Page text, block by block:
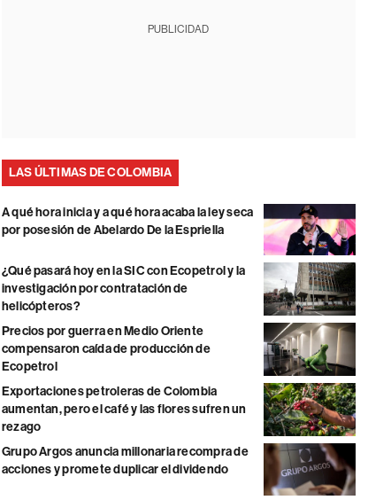
PUBLICIDAD
LAS ÚLTIMAS DE COLOMBIA
A qué hora inicia y a qué hora acaba la ley seca
por posesión de Abelardo De la Espriella
¿Qué pasará hoy en la SIC con Ecopetrol y la
investigación por contratación de
helicópteros?
Precios por guerra en Medio Oriente
compensaron caída de producción de
Ecopetrol
Exportaciones petroleras de Colombia
aumentan, pero el café y las flores sufren un
rezago
Grupo Argos anuncia millonaria recompra de
acciones y promete duplicar el dividendo